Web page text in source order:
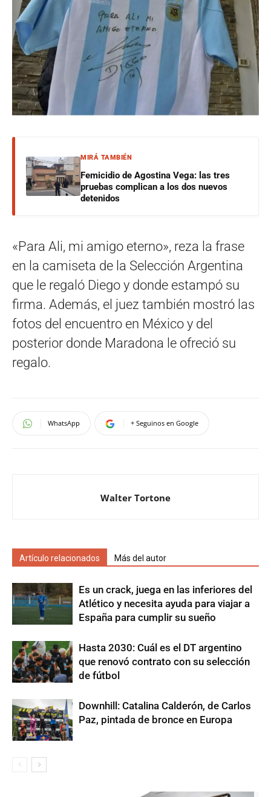
MIRÁ TAMBIÉN
Femicidio de Agostina Vega: las tres
pruebas complican a los dos nuevos
detenidos
«Para Ali, mi amigo eterno», reza la frase
en la camiseta de la Selección Argentina
que le regaló Diego y donde estampó su
firma. Además, el juez también mostró las
fotos del encuentro en México y del
posterior donde Maradona le ofreció su
regalo.
WhatsApp + Seguinos en Google
Walter Tortone
Artículo relacionados Más del autor
Es un crack, juega en las inferiores del
Atlético y necesita ayuda para viajar a
España para cumplir su sueño
Hasta 2030: Cuál es el DT argentino
que renovó contrato con su selección
de fútbol
Downhill: Catalina Calderón, de Carlos
Paz, pintada de bronce en Europa